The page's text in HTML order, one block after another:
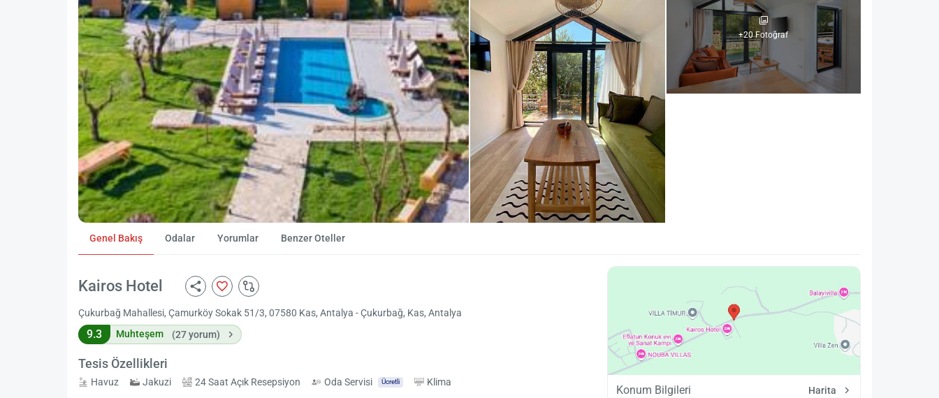
+20 Fotoğraf
Genel Bakış Odalar Yorumlar Benzer Oteller
Kairos Hotel
Çukurbağ Mahallesi, Çamurköy Sokak 51/3, 07580 Kas, Antalya - Çukurbağ, Kas, Antalya
9.3 Muhteşem (27 yorum)
Tesis Özellikleri
Havuz Jakuzi 24 Saat Açık Resepsiyon Oda Servisi Ücretli
Klima
Konum Bilgileri Harita